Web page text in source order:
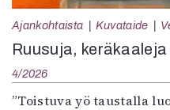
Ajankohtaista Kuvataide
Ruusuja,
4/2026
”Toistuva yö taustalla